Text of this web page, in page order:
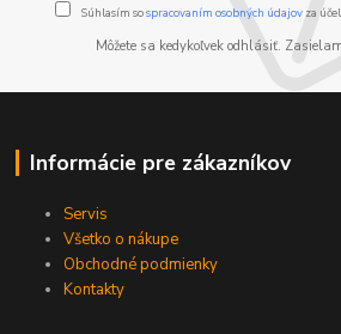
Súhlasím sospracovaním osobných údajov za
Môžete sa kedykoľvek odhlásiť.
Informácie pre zákazníkov
Servis
Všetko o nákupe
Obchodné podmienky
Kontakty